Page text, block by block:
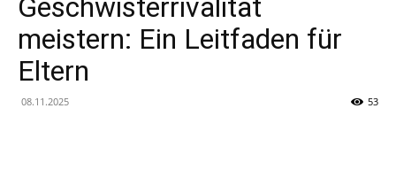
Geschwisterrivalität
meistern: Ein Leitfaden für
Eltern
08.11.2025 53